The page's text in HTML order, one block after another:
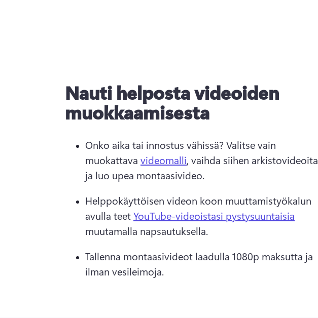
Nauti helposta videoiden
muokkaamisesta
Onko aika tai innostus vähissä? Valitse vain
muokattava videomalli, vaihda siihen arkistovideoita
ja luo upea montaasivideo.
Helppokäyttöisen videon koon muuttamistyökalun
avulla teet YouTube-videoistasi pystysuuntaisia
muutamalla napsautuksella.
Tallenna montaasivideot laadulla 1080p maksutta ja
ilman vesileimoja.